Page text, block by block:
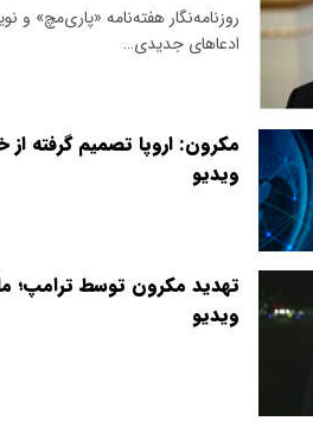
ادعاهای جدیدی…
مکرون: اروپا تصمیم گرفته
ویدیو
تهدید مکرون توسط ترامپ⁠؛
ویدیو